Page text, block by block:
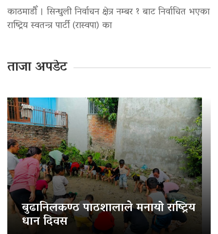
काठमाडौँ । सिन्धुली निर्वाचन क्षेत्र नम्बर १ बाट निर्वाचित भएका
राष्ट्रिय स्वतन्त्र पार्टी (रास्वपा) का
ताजा अपडेट
बुढानिलकण्ठ पाठशालाले मनायो राष्ट्रिय
धान दिवस